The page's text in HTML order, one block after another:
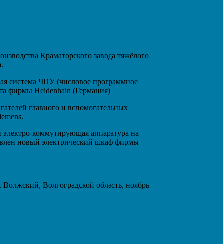
Краматорского завода тяжёлого
система ЧПУ (числовое программное
фирмы Heidenhain (Германия).
главного и вспомогательных
электро-коммутирующая аппаратура на
новый электрический шкаф фирмы
Волгоградской область, ноябрь